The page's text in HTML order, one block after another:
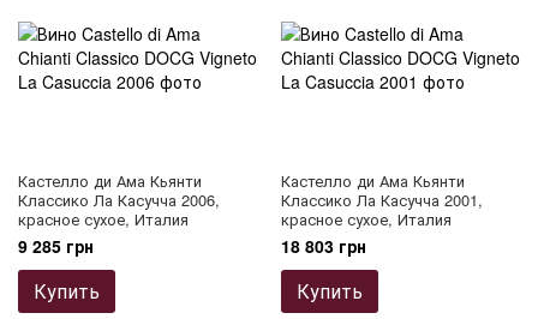
Кастелло ди Ама Кьянти
Классико Ла Касучча 2006,
красное сухое, Италия
9 285 грн
Купить
Кастелло ди Ама Кьянти
Классико Ла Касучча 2001,
красное сухое, Италия
18 803 грн
Купить